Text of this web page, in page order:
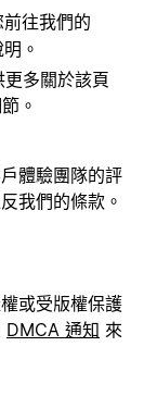
往我們的
。
多關於該頁
。
體驗團隊的評
我們的條款。
或受版權保護
DMCA 通知 來